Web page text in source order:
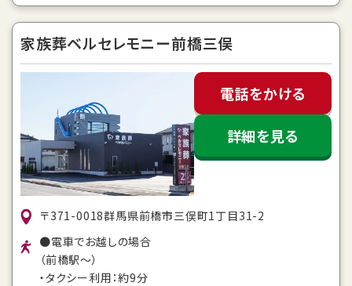
家族葬ベルセレモニー前橋三俣
電話をかける
詳細を見る
〒371-0018群馬県前橋市三俣町1丁目31-2
●電車でお越しの場合
（前橋駅～）
・タクシー利用：約9分